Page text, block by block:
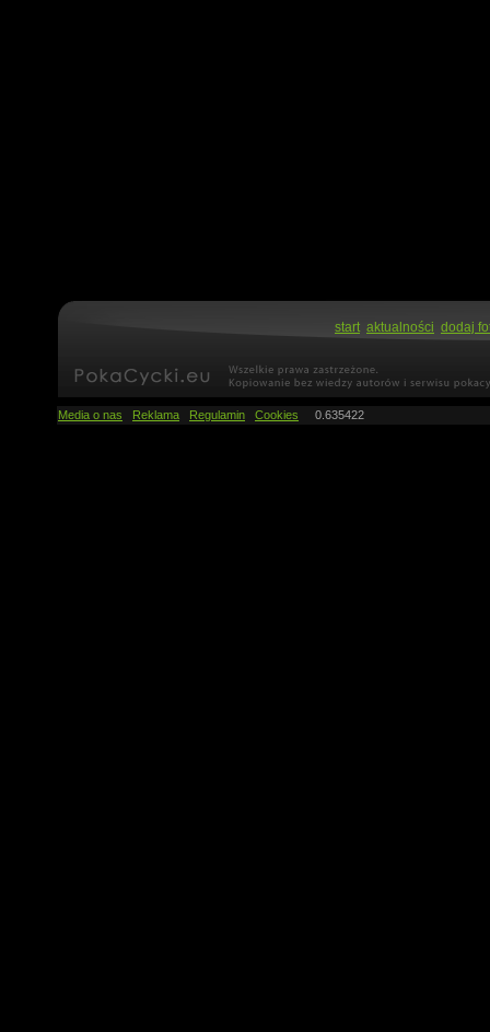
start aktualności dodaj
Media o nas Reklama Regulamin Cookies 0.635422